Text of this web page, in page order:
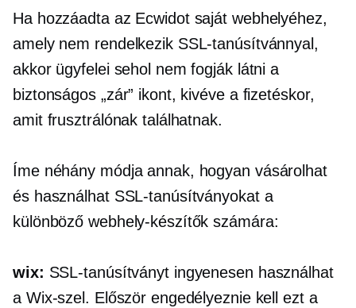
Ha hozzáadta az Ecwidot saját webhelyéhez,
amely nem rendelkezik SSL-tanúsítvánnyal,
akkor ügyfelei sehol nem fogják látni a
biztonságos „zár” ikont, kivéve a fizetéskor,
amit frusztrálónak találhatnak.
Íme néhány módja annak, hogyan vásárolhat
és használhat SSL-tanúsítványokat a
különböző webhely-készítők számára:
wix: SSL-tanúsítványt ingyenesen használhat
a Wix-szel. Először engedélyeznie kell ezt a